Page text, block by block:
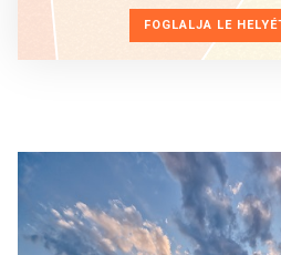
FOGLALJA LE